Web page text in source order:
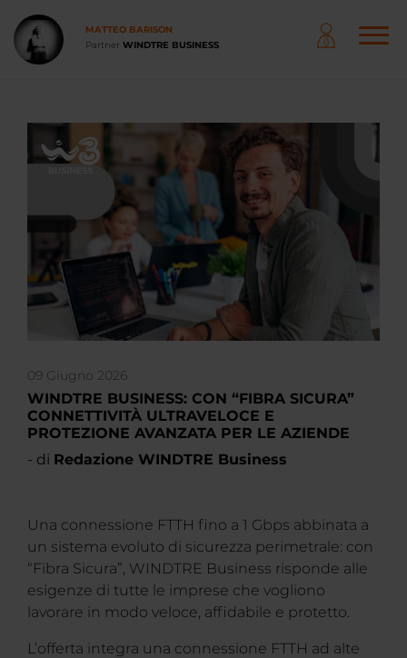
contenuto
principale
MATTEO BARISON
Partner WINDTRE BUSINESS
PRINCIPALE
09 Giugno 2026
WINDTRE BUSINESS: CON “FIBRA SICURA”
CONNETTIVITÀ ULTRAVELOCE E
PROTEZIONE AVANZATA PER LE AZIENDE
- di Redazione WINDTRE Business
Una connessione FTTH fino a 1 Gbps abbinata a
un sistema evoluto di sicurezza perimetrale: con
“Fibra Sicura”, WINDTRE Business risponde alle
esigenze di tutte le imprese che vogliono
lavorare in modo veloce, affidabile e protetto.
L’offerta integra una connessione FTTH ad alte